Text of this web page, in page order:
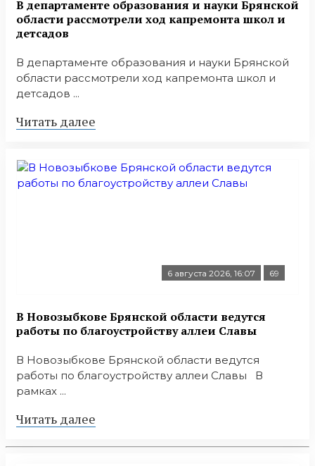
В департаменте образования и науки Брянской
области рассмотрели ход капремонта школ и
детсадов
В департаменте образования и науки Брянской
области рассмотрели ход капремонта школ и
детсадов ...
Читать далее
6 августа 2026, 16:07 69
В Новозыбкове Брянской области ведутся
работы по благоустройству аллеи Славы
В Новозыбкове Брянской области ведутся
работы по благоустройству аллеи Славы В
рамках ...
Читать далее